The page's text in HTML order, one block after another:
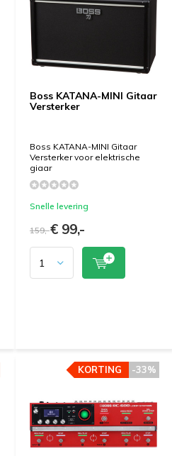
Boss KATANA-MINI Gitaar
Versterker
Boss KATANA-MINI Gitaar
Versterker voor elektrische
giaar
Snelle levering
159,-€ 99,-
-33%
KORTING -33%
KORTING